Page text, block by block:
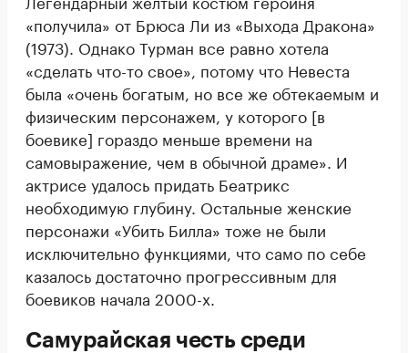
«получила» от Брюса Ли из «Выхода Дракона»
(1973). Однако Турман все равно хотела
«сделать что-то свое», потому что Невеста
была «очень богатым, но все же обтекаемым и
физическим персонажем, у которого [в
боевике] гораздо меньше времени на
самовыражение, чем в обычной драме». И
актрисе удалось придать Беатрикс
необходимую глубину. Остальные женские
персонажи «Убить Билла» тоже не были
исключительно функциями, что само по себе
казалось достаточно прогрессивным для
боевиков начала 2000-х.
Самурайская честь среди